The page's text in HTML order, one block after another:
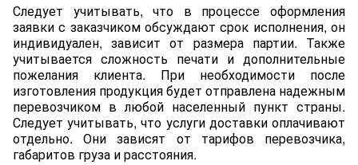
Следует учитывать, что в процессе оформления
заявки с заказчиком обсуждают срок исполнения, он
индивидуален, зависит от размера партии. Также
учитывается сложность печати и дополнительные
пожелания клиента. При необходимости после
изготовления продукция будет отправлена надежным
перевозчиком в любой населенный пункт страны.
Следует учитывать, что услуги доставки оплачивают
отдельно. Они зависят от тарифов перевозчика,
габаритов груза и расстояния.